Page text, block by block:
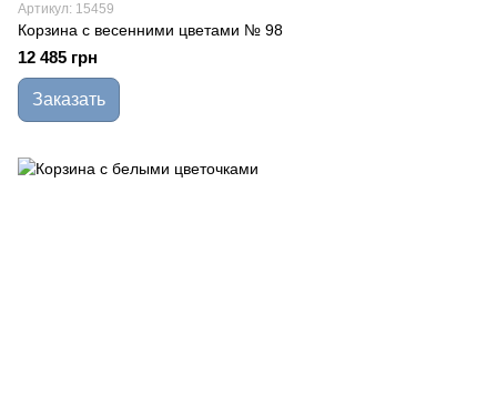
Артикул: 15459
Корзина с весенними цветами № 98
12 485 грн
Заказать